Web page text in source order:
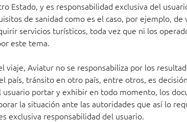
Estado, y es responsabilidad exclusiva del
de sanidad como es el caso, por ejemplo, de
servicios turísticos, toda vez que ni los
este tema.
viaje, Aviatur no se responsabiliza por los
tránsito en otro país, entre otros, es
portar y exhibir en todo momento, los
la situación ante las autoridades que así lo
exclusiva responsabilidad del usuario.